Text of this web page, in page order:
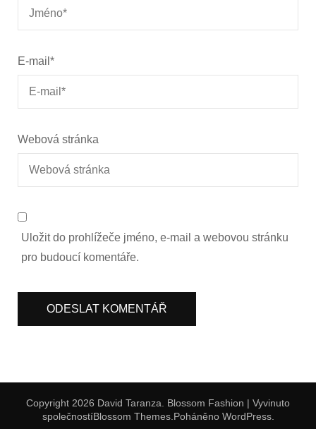
E-mail *
Webová stránka
Uložit do prohlížeče jméno, e-mail a webovou stránku
pro budoucí komentáře.
Copyright 2026 David Taranza. Blossom Fashion | Vyvinuto
společnostíBlossom Themes.Poháněno WordPress.